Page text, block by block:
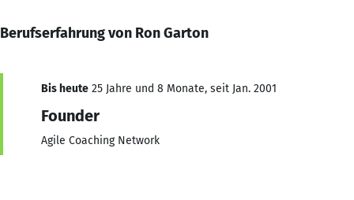
Berufserfahrung von Ron Garton
Bis heute 25 Jahre und 8 Monate, seit Jan. 2001
Founder
Agile Coaching Network